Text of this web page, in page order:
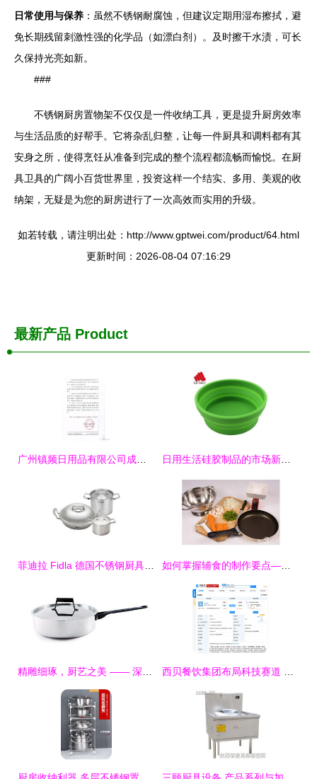
日常使用与保养 ：虽然不锈钢耐腐蚀，但建议定期用湿布擦拭，避
免长期残留刺激性强的化学品（如漂白剂）。及时擦干水渍，可长
久保持光亮如新。
###
不锈钢厨房置物架不仅仅是一件收纳工具，更是提升厨房效率
与生活品质的好帮手。它将杂乱归整，让每一件厨具和调料都有其
安身之所，使得烹饪从准备到完成的整个流程都流畅而愉悦。在厨
具卫具的广阔小百货世界里，投资这样一个结实、多用、美观的收
纳架，无疑是为您的厨房进行了一次高效而实用的升级。
如若转载，请注明出处：http://www.gptwei.com/product/64.html
更新时间：2026-08-04 07:16:29
最新产品 Product
广州镇频日用品有限公司成立 聚焦厨具卫具领域，注册资本10万元 日用生活硅胶制品的市场新星——硅胶餐具与厨具的价格、厂家与图像万象
菲迪拉 Fidla 德国不锈钢厨具三件套 精准烹饪的全能组合 如何掌握辅食的制作要点——厨具与卫生篇
精雕细琢，厨艺之美 —— 深圳主振设计公司厨具卫具产品摄影与画册设计 西贝餐饮集团布局科技赛道 成立新公司专注厨具卫具研发